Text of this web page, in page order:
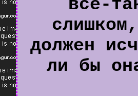
всё-
должен
ли бы